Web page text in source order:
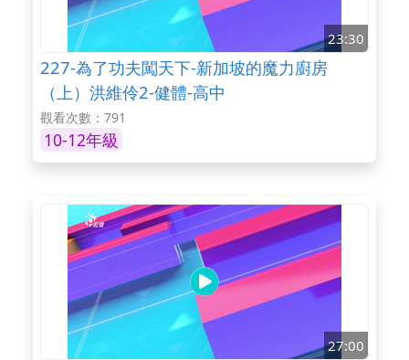
23:30
227-為了功夫闖天下-新加坡的魔力廚房
（上）洪維伶2-健體-高中
觀看次數：791
10-12年級
27:00